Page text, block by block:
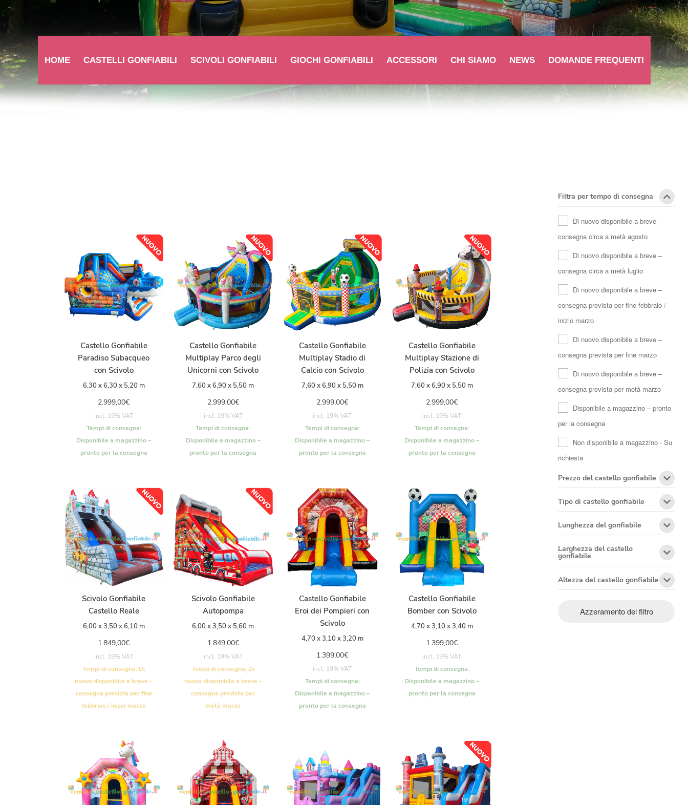
HOME CASTELLI GONFIABILI SCIVOLI GONFIABILI GIOCHI GONFIABILI ACCESSORI CHI SIAMO NEWS DOMANDE FREQUENTI
Castello Gonfiabile
Paradiso Subacqueo
con Scivolo
6,30 x 6,30 x 5,20 m
2.999,00€
incl. 19% VAT
Tempi di consegna:
Disponibile a magazzino –
pronto per la consegna
Castello Gonfiabile
Multiplay Parco degli
Unicorni con Scivolo
7,60 x 6,90 x 5,50 m
2.999,00€
incl. 19% VAT
Tempi di consegna:
Disponibile a magazzino –
pronto per la consegna
Castello Gonfiabile
Multiplay Stadio di
Calcio con Scivolo
7,60 x 6,90 x 5,50 m
2.999,00€
incl. 19% VAT
Tempi di consegna:
Disponibile a magazzino –
pronto per la consegna
Castello Gonfiabile
Multiplay Stazione di
Polizia con Scivolo
7,60 x 6,90 x 5,50 m
2.999,00€
incl. 19% VAT
Tempi di consegna:
Disponibile a magazzino –
pronto per la consegna
Scivolo Gonfiabile
Castello Reale
6,00 x 3,50 x 6,10 m
1.849,00€
incl. 19% VAT
Tempi di consegna: Di
nuovo disponibile a breve –
consegna prevista per fine
febbraio / inizio marzo
Scivolo Gonfiabile
Autopompa
6,00 x 3,50 x 5,60 m
1.849,00€
incl. 19% VAT
Tempi di consegna: Di
nuovo disponibile a breve –
consegna prevista per
metà marzo
Castello Gonfiabile
Eroi dei Pompieri con
Scivolo
4,70 x 3,10 x 3,20 m
1.399,00€
incl. 19% VAT
Tempi di consegna:
Disponibile a magazzino –
pronto per la consegna
Castello Gonfiabile
Bomber con Scivolo
4,70 x 3,10 x 3,40 m
1.399,00€
incl. 19% VAT
Tempi di consegna:
Disponibile a magazzino –
pronto per la consegna
Filtra per tempo di consegna
Di nuovo disponibile a breve –
consegna circa a metà agosto
Di nuovo disponibile a breve –
consegna circa a metà luglio
Di nuovo disponibile a breve –
consegna prevista per fine febbraio /
inizio marzo
Di nuovo disponibile a breve –
consegna prevista per fine marzo
Di nuovo disponibile a breve –
consegna prevista per metà marzo
Disponibile a magazzino – pronto
per la consegna
Non disponibile a magazzino - Su
richiesta
Prezzo del castello gonfiabile
Tipo di castello gonfiabile
Lunghezza del gonfiabile
Larghezza del castello
gonfiabile
Altezza del castello gonfiabile
Azzeramento del filtro